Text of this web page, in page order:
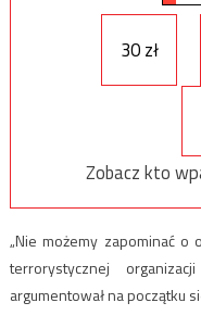
30 zł
Zobacz kto
„Nie możemy zapominać o
terrorystycznej
argumentował na początku